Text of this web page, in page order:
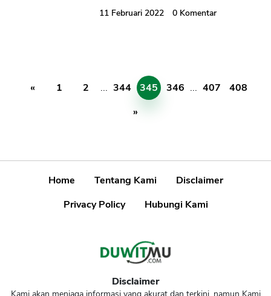
11 Februari 2022 0 Komentar
« 1 2 ... 344 345 346 ... 407
408
»
Home Tentang Kami
Disclaimer
Privacy Policy
Hubungi Kami
Disclaimer